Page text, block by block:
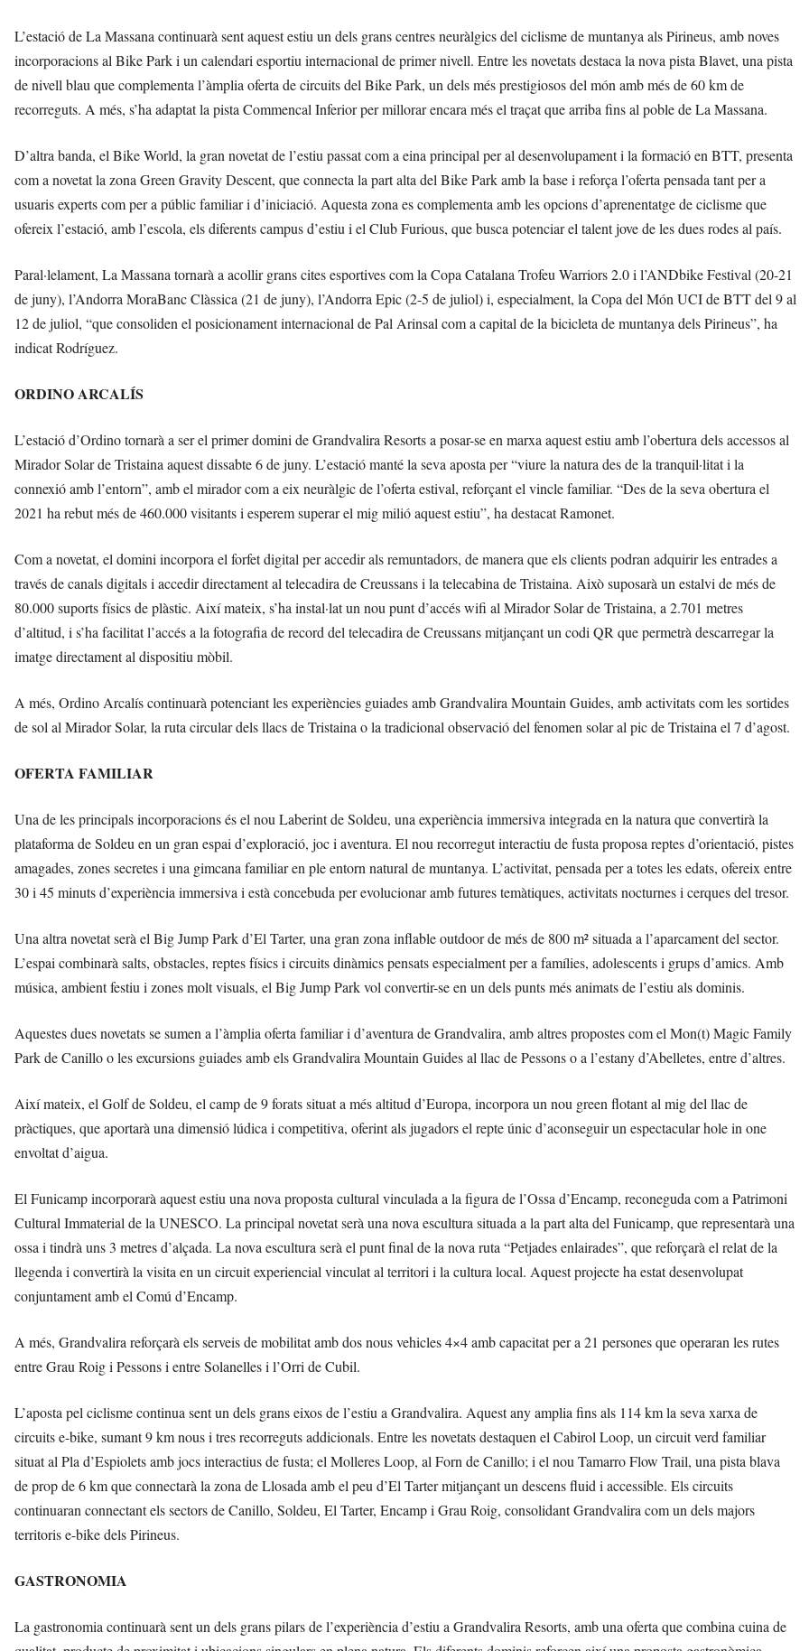
L’estació de La Massana continuarà sent aquest estiu un dels grans centres neuràlgics del ciclisme de muntanya als Pirineus, amb noves
incorporacions al Bike Park i un calendari esportiu internacional de primer nivell. Entre les novetats destaca la nova pista Blavet, una pista
de nivell blau que complementa l’àmplia oferta de circuits del Bike Park, un dels més prestigiosos del món amb més de 60 km de
recorreguts. A més, s’ha adaptat la pista Commencal Inferior per millorar encara més el traçat que arriba fins al poble de La Massana.
D’altra banda, el Bike World, la gran novetat de l’estiu passat com a eina principal per al desenvolupament i la formació en BTT, presenta
com a novetat la zona Green Gravity Descent, que connecta la part alta del Bike Park amb la base i reforça l’oferta pensada tant per a
usuaris experts com per a públic familiar i d’iniciació. Aquesta zona es complementa amb les opcions d’aprenentatge de ciclisme que
ofereix l’estació, amb l’escola, els diferents campus d’estiu i el Club Furious, que busca potenciar el talent jove de les dues rodes al país.
Paral·lelament, La Massana tornarà a acollir grans cites esportives com la Copa Catalana Trofeu Warriors 2.0 i l’ANDbike Festival (20-21
de juny), l’Andorra MoraBanc Clàssica (21 de juny), l’Andorra Epic (2-5 de juliol) i, especialment, la Copa del Món UCI de BTT del 9 al
12 de juliol, “que consoliden el posicionament internacional de Pal Arinsal com a capital de la bicicleta de muntanya dels Pirineus”, ha
indicat Rodríguez.
ORDINO ARCALÍS
L’estació d’Ordino tornarà a ser el primer domini de Grandvalira Resorts a posar-se en marxa aquest estiu amb l’obertura dels accessos al
Mirador Solar de Tristaina aquest dissabte 6 de juny. L’estació manté la seva aposta per “viure la natura des de la tranquil·litat i la
connexió amb l’entorn”, amb el mirador com a eix neuràlgic de l’oferta estival, reforçant el vincle familiar. “Des de la seva obertura el
2021 ha rebut més de 460.000 visitants i esperem superar el mig milió aquest estiu”, ha destacat Ramonet.
Com a novetat, el domini incorpora el forfet digital per accedir als remuntadors, de manera que els clients podran adquirir les entrades a
través de canals digitals i accedir directament al telecadira de Creussans i la telecabina de Tristaina. Això suposarà un estalvi de més de
80.000 suports físics de plàstic. Així mateix, s’ha instal·lat un nou punt d’accés wifi al Mirador Solar de Tristaina, a 2.701 metres
d’altitud, i s’ha facilitat l’accés a la fotografia de record del telecadira de Creussans mitjançant un codi QR que permetrà descarregar la
imatge directament al dispositiu mòbil.
A més, Ordino Arcalís continuarà potenciant les experiències guiades amb Grandvalira Mountain Guides, amb activitats com les sortides
de sol al Mirador Solar, la ruta circular dels llacs de Tristaina o la tradicional observació del fenomen solar al pic de Tristaina el 7 d’agost.
OFERTA FAMILIAR
Una de les principals incorporacions és el nou Laberint de Soldeu, una experiència immersiva integrada en la natura que convertirà la
plataforma de Soldeu en un gran espai d’exploració, joc i aventura. El nou recorregut interactiu de fusta proposa reptes d’orientació, pistes
amagades, zones secretes i una gimcana familiar en ple entorn natural de muntanya. L’activitat, pensada per a totes les edats, ofereix entre
30 i 45 minuts d’experiència immersiva i està concebuda per evolucionar amb futures temàtiques, activitats nocturnes i cerques del tresor.
Una altra novetat serà el Big Jump Park d’El Tarter, una gran zona inflable outdoor de més de 800 m² situada a l’aparcament del sector.
L’espai combinarà salts, obstacles, reptes físics i circuits dinàmics pensats especialment per a famílies, adolescents i grups d’amics. Amb
música, ambient festiu i zones molt visuals, el Big Jump Park vol convertir-se en un dels punts més animats de l’estiu als dominis.
Aquestes dues novetats se sumen a l’àmplia oferta familiar i d’aventura de Grandvalira, amb altres propostes com el Mon(t) Magic Family
Park de Canillo o les excursions guiades amb els Grandvalira Mountain Guides al llac de Pessons o a l’estany d’Abelletes, entre d’altres.
Així mateix, el Golf de Soldeu, el camp de 9 forats situat a més altitud d’Europa, incorpora un nou green flotant al mig del llac de
pràctiques, que aportarà una dimensió lúdica i competitiva, oferint als jugadors el repte únic d’aconseguir un espectacular hole in one
envoltat d’aigua.
El Funicamp incorporarà aquest estiu una nova proposta cultural vinculada a la figura de l’Ossa d’Encamp, reconeguda com a Patrimoni
Cultural Immaterial de la UNESCO. La principal novetat serà una nova escultura situada a la part alta del Funicamp, que representarà una
ossa i tindrà uns 3 metres d’alçada. La nova escultura serà el punt final de la nova ruta “Petjades enlairades”, que reforçarà el relat de la
llegenda i convertirà la visita en un circuit experiencial vinculat al territori i la cultura local. Aquest projecte ha estat desenvolupat
conjuntament amb el Comú d’Encamp.
A més, Grandvalira reforçarà els serveis de mobilitat amb dos nous vehicles 4×4 amb capacitat per a 21 persones que operaran les rutes
entre Grau Roig i Pessons i entre Solanelles i l’Orri de Cubil.
L’aposta pel ciclisme continua sent un dels grans eixos de l’estiu a Grandvalira. Aquest any amplia fins als 114 km la seva xarxa de
circuits e-bike, sumant 9 km nous i tres recorreguts addicionals. Entre les novetats destaquen el Cabirol Loop, un circuit verd familiar
situat al Pla d’Espiolets amb jocs interactius de fusta; el Molleres Loop, al Forn de Canillo; i el nou Tamarro Flow Trail, una pista blava
de prop de 6 km que connectarà la zona de Llosada amb el peu d’El Tarter mitjançant un descens fluid i accessible. Els circuits
continuaran connectant els sectors de Canillo, Soldeu, El Tarter, Encamp i Grau Roig, consolidant Grandvalira com un dels majors
territoris e-bike dels Pirineus.
GASTRONOMIA
La gastronomia continuarà sent un dels grans pilars de l’experiència d’estiu a Grandvalira Resorts, amb una oferta que combina cuina de